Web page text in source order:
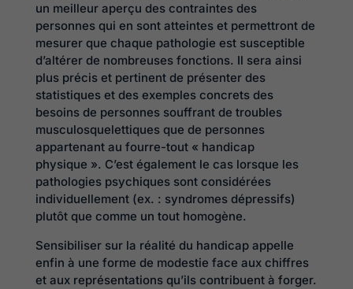
un meilleur aperçu des contraintes des
personnes qui en sont atteintes et permettront de
mesurer que chaque pathologie est susceptible
d’altérer de nombreuses fonctions. Il sera ainsi
plus précis et pertinent de présenter des
statistiques et des exemples concrets des
besoins de personnes souffrant de troubles
musculosquelettiques que de personnes
appartenant au fourre-tout « handicap
physique ». C’est également le cas lorsque les
pathologies psychiques sont considérées
individuellement (ex. : syndromes dépressifs)
plutôt que comme un tout homogène.
Sensibiliser sur la réalité du handicap appelle
enfin à une forme de modestie face aux chiffres
et aux représentations qu’ils contribuent à forger.